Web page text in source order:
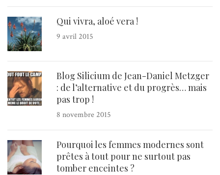
Qui vivra, aloé vera !
9 avril 2015
Blog Silicium de Jean-Daniel Metzger
: de l’alternative et du progrès… mais
pas trop !
8 novembre 2015
Pourquoi les femmes modernes sont
prêtes à tout pour ne surtout pas
tomber enceintes ?